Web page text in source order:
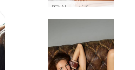
Alya sjálfsmyndataka